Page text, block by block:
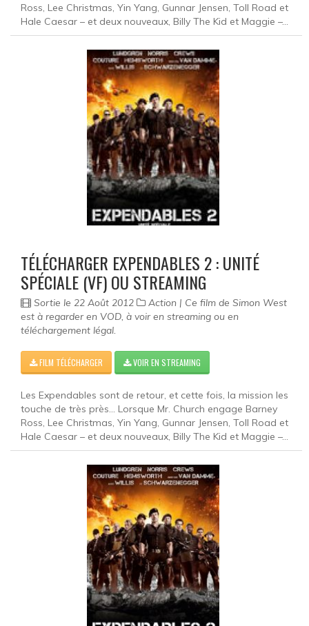
Ross, Lee Christmas, Yin Yang, Gunnar Jensen, Toll Road et
Hale Caesar – et deux nouveaux, Billy The Kid et Maggie –...
TÉLÉCHARGER EXPENDABLES 2 : UNITÉ
SPÉCIALE (VF) OU STREAMING
Sortie le 22 Août 2012
Action | Ce film de Simon West
est à regarder en VOD, à voir en streaming ou en
téléchargement légal.
FILM TÉLÉCHARGER VOIR EN STREAMING
Les Expendables sont de retour, et cette fois, la mission les
touche de très près... Lorsque Mr. Church engage Barney
Ross, Lee Christmas, Yin Yang, Gunnar Jensen, Toll Road et
Hale Caesar – et deux nouveaux, Billy The Kid et Maggie –...